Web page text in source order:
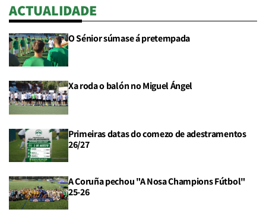
ACTUALIDADE
O Sénior súmase á pretempada
Xa roda o balón no Miguel Ángel
Primeiras datas do comezo de adestramentos
26/27
A Coruña pechou "A Nosa Champions Fútbol"
25-26